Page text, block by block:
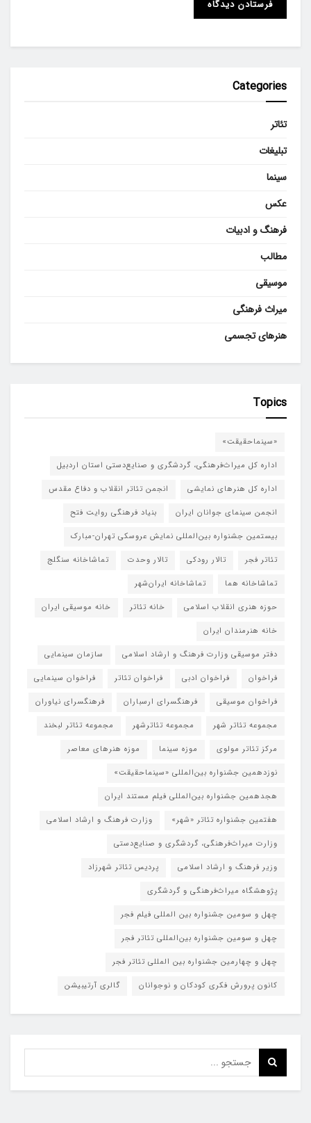
Categories
تئاتر
تبلیغات
سینما
عکس
فرهنگ و ادبیات
مطالب
موسیقی
میراث فرهنگی
هنرهای تجسمی
Topics
«سینماحقیقت»
اداره کل میراث‌فرهنگی، گردشگری و صنایع‌دستی استان اردبیل
اداره کل هنرهای نمایشی
انجمن تئاتر انقلاب و دفاع مقدس
انجمن سینمای جوانان ایران
بنیاد فرهنگی روایت فتح
بیستمین جشنواره بین‌المللی نمایش عروسکی تهران-مبارک
تئاتر فجر
تالار رودکی تالار وحدت
تماشاخانه سنگلج
تماشاخانه هما
تماشاخانه‌ ایران‌شهر
حوزه هنری انقلاب اسلامی
خانه تئاتر
خانه موسیقی ایران
خانه هنرمندان ایران
دفتر موسیقی وزارت فرهنگ و ارشاد اسلامی
سازمان سینمایی
فراخوان
فراخوان ادبی فراخوان تئاتر
فراخوان سینمایی
فراخوان موسیقی
فرهنگسرای ارسباران
فرهنگسرای نیاوران
مجموعه تئاتر شهر
مجموعه تئاترشهر
مجموعه تئاتر لبخند
مرکز تئاتر مولوی
موزه سینما
موزه هنرهای معاصر
نوزدهمین جشنواره بین‌المللی «سینماحقیقت»
هجدهمین جشنواره بین‌المللی فیلم مستند ایران
هفتمین جشنواره تئاتر «شهر»
وزارت فرهنگ و ارشاد اسلامی
وزارت میراث‌فرهنگی، گردشگری و صنایع‌دستی
وزیر فرهنگ و ارشاد اسلامی
پردیس تئاتر شهرزاد
پژوهشگاه میراث‌فرهنگی و گردشگری
چهل و سومین جشنواره بین المللی فیلم فجر
چهل و سومین جشنواره بین‌المللی تئاتر فجر
چهل و چهارمین جشنواره بین المللی تئاتر فجر
کانون پرورش فکری کودکان و نوجوانان
گالری آرتیبیشن